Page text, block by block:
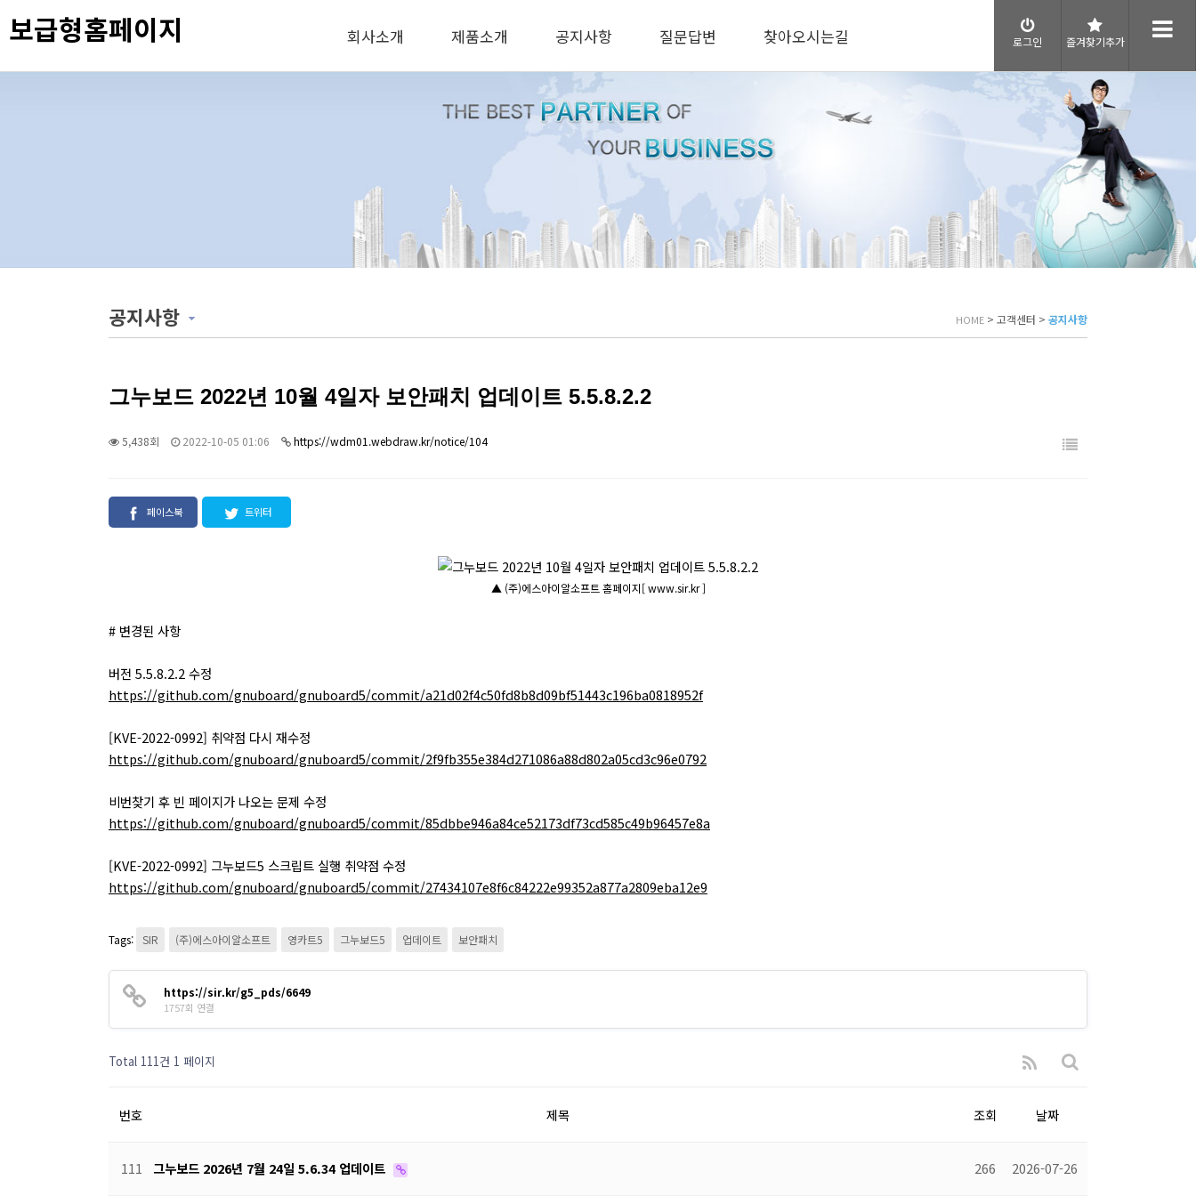
보급형홈페이지 로그인 즐겨찾기추가
회사소개 제품소개 공지사항 질문답변 찾아오시는길
공지사항 HOME > 고객센터 > 공지사항
그누보드 2022년 10월 4일자 보안패치 업데이트 5.5.8.2.2
5,438회 2022-10-05 01:06 https://wdm01.webdraw.kr/notice/104
페이스북 트위터
▲ (주)에스아이알소프트 홈페이지[ www.sir.kr ]
# 변경된 사항
버전 5.5.8.2.2 수정
https://github.com/gnuboard/gnuboard5/commit/a21d02f4c50fd8b8d09bf51443c196ba0818952f
[KVE-2022-0992] 취약점 다시 재수정
https://github.com/gnuboard/gnuboard5/commit/2f9fb355e384d271086a88d802a05cd3c96e0792
비번찾기 후 빈 페이지가 나오는 문제 수정
https://github.com/gnuboard/gnuboard5/commit/85dbbe946a84ce52173df73cd585c49b96457e8a
[KVE-2022-0992] 그누보드5 스크립트 실행 취약점 수정
https://github.com/gnuboard/gnuboard5/commit/27434107e8f6c84222e99352a877a2809eba12e9
Tags: SIR (주)에스아이알소프트 영카트5 그누보드5 업데이트 보안패치
https://sir.kr/g5_pds/6649
1757회 연결
Total 111건 1 페이지
번호 제목 조회 날짜
111 그누보드 2026년 7월 24일 5.6.34 업데이트 266 2026-07-26